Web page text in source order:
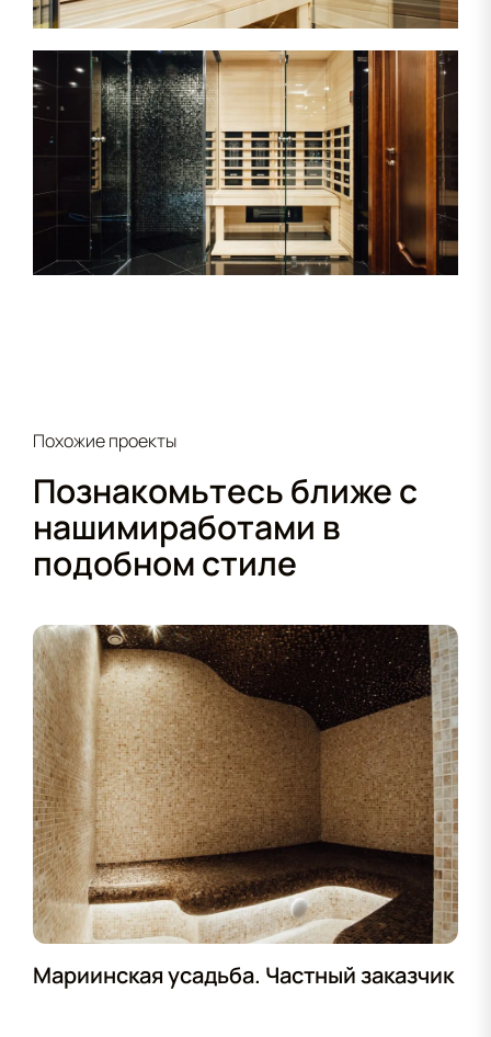
Похожие проекты
Познакомьтесь ближе с
нашимиработами в
подобном стиле
Мариинская усадьба. Частный заказчик